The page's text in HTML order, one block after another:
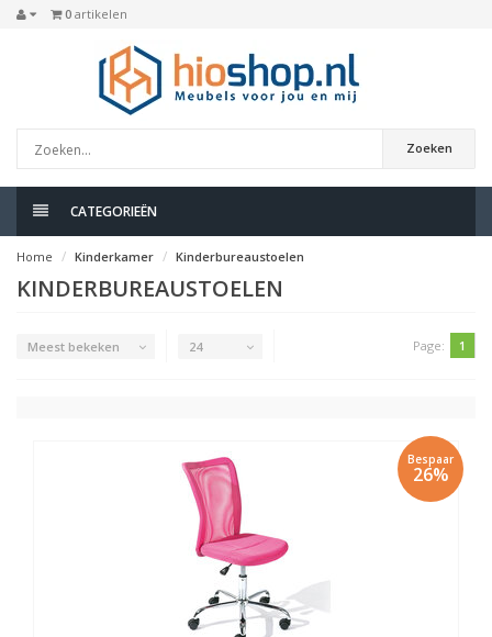
0 artikelen
Zoeken
CATEGORIEËN
Home Kinderkamer Kinderbureaustoelen
KINDERBUREAUSTOELEN
Meest bekeken 24 Page: 1
Bespaar
26%